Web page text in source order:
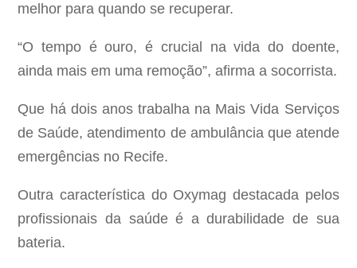
melhor para quando se recuperar.
“O tempo é ouro, é crucial na vida do doente,
ainda mais em uma remoção”, afirma a socorrista.
Que há dois anos trabalha na Mais Vida Serviços
de Saúde, atendimento de ambulância que atende
emergências no Recife.
Outra característica do Oxymag destacada pelos
profissionais da saúde é a durabilidade de sua
bateria.